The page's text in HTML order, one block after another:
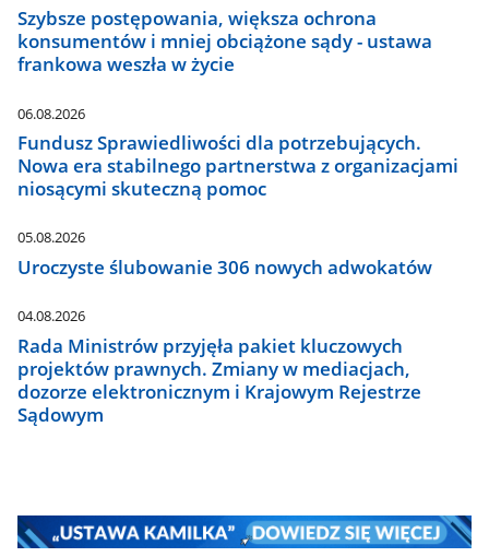
Szybsze postępowania, większa ochrona
konsumentów i mniej obciążone sądy - ustawa
frankowa weszła w życie
06.08.2026
Fundusz Sprawiedliwości dla potrzebujących.
Nowa era stabilnego partnerstwa z organizacjami
niosącymi skuteczną pomoc
05.08.2026
Uroczyste ślubowanie 306 nowych adwokatów
04.08.2026
Rada Ministrów przyjęła pakiet kluczowych
projektów prawnych. Zmiany w mediacjach,
dozorze elektronicznym i Krajowym Rejestrze
Sądowym